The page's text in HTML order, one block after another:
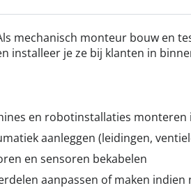
mechanisch monteur bouw en
installeer je ze bij klanten in
en robotinstallaties monteren
aanleggen (leidingen,
en sensoren bekabelen
aanpassen of maken indien